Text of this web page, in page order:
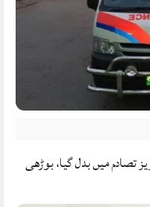
تصادم میں بدل گیا، بوڑھی